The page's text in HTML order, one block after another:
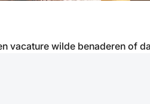
vacature wilde benaderen of